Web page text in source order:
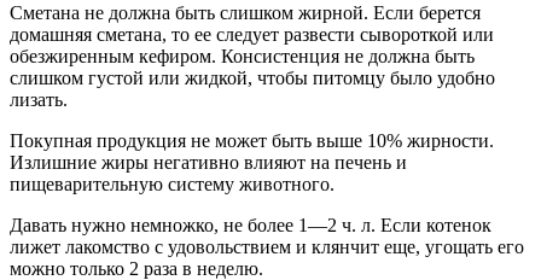
Сметана не должна быть слишком жирной. Если берется
домашняя сметана, то ее следует развести сывороткой или
обезжиренным кефиром. Консистенция не должна быть
слишком густой или жидкой, чтобы питомцу было удобно
лизать.
Покупная продукция не может быть выше 10% жирности.
Излишние жиры негативно влияют на печень и
пищеварительную систему животного.
Давать нужно немножко, не более 1—2 ч. л. Если котенок
лижет лакомство с удовольствием и клянчит еще, угощать его
можно только 2 раза в неделю.